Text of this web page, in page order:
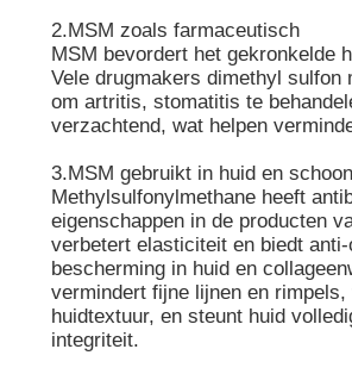
2.MSM zoals farmaceutisch
MSM bevordert het gekronkelde
Vele drugmakers dimethyl sulfon
om artritis, stomatitis te
verzachtend, wat helpen
3.MSM gebruikt in huid en
Methylsulfonylmethane heeft
eigenschappen in de producten
verbetert elasticiteit en biedt
bescherming in huid en
vermindert fijne lijnen en rimpels,
huidtextuur, en steunt huid
integriteit.